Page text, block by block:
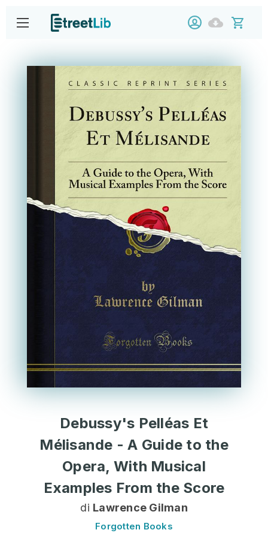
Debussy's Pelléas Et
Mélisande - A Guide to the
Opera, With Musical
Examples From the Score
di Lawrence Gilman
Forgotten Books